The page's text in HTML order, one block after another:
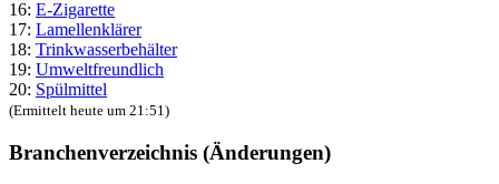
16: E-Zigarette
17: Lamellenklärer
18: Trinkwasserbehälter
19: Umweltfreundlich
20: Spülmittel
(Ermittelt heute um 21:51)
Branchenverzeichnis (Änderungen)